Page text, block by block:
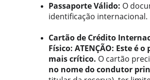
Passaporte Válido: O
identificação internacional.
Cartão de Crédito
Físico: ATENÇÃO: Este é
mais crítico. O cartão
no nome do condutor